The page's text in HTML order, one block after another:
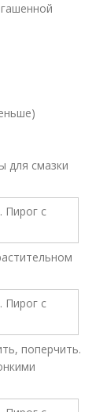
для смазки
поперчить.